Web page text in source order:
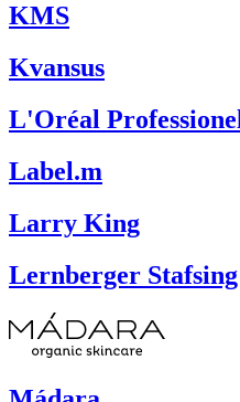
KMS
Kvansus
L'Oréal Professionel
Label.m
Larry King
Lernberger Stafsing